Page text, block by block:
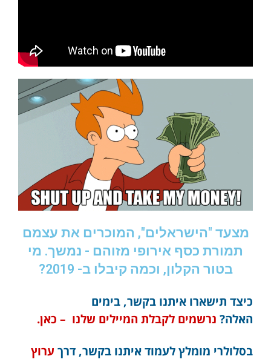
מצעד "הישראלים", המוכרים את עצמם
תמורת כסף אירופי מזוהם - נמשך. מי
בטור הקלון, וכמה קיבלו ב- 2019?
כיצד תישארו איתנו בקשר, בימים
האלה? נרשמים לקבלת המיילים שלנו – כאן.
בסלולרי מומלץ לעמוד איתנו בקשר, דרך ערוץ